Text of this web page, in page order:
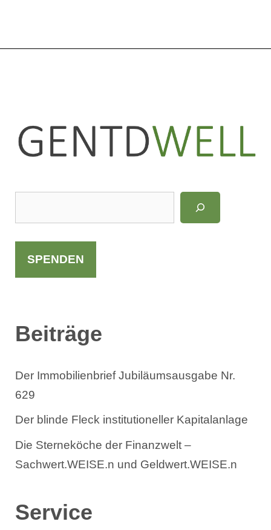
u
c
e
SPENDEN
Beiträge
Der Immobilienbrief Jubiläumsausgabe Nr.
629
Der blinde Fleck institutioneller Kapitalanlage
Die Sterneköche der Finanzwelt –
Sachwert.WEISE.n und Geldwert.WEISE.n
Service